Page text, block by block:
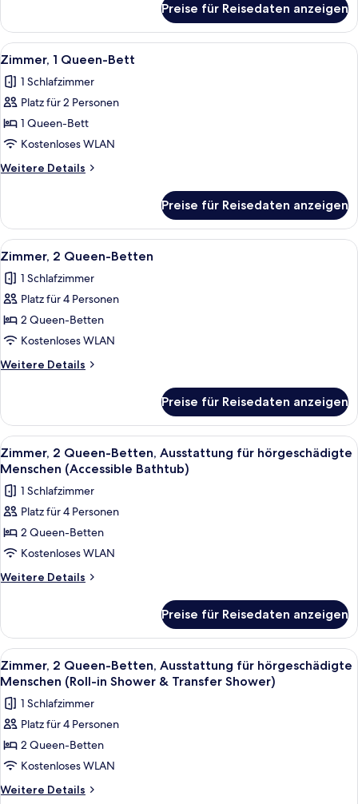
(Accessible
Bathtub)
anzeigen
1 King-
Bett,
Ausstattung
hörgeschädigte
Menschen
Bathtub)
Preise für Reisedaten anzeigen
Alle
Fotos
für
Zimmer,
1
Queen-
Bett
anzeigen
Ein Hotelzimmer mit einem Bett,
7
Zimmer, 1 Queen-Bett
1 Schlafzimmer
Platz für 2 Personen
1 Queen-Bett
Kostenloses WLAN
Weitere Details
Weitere
1
Queen-
Bett
Preise für Reisedaten anzeigen
Alle
Fotos
für
Zimmer,
2 Queen-
Betten
anzeigen
Ein Hotelzimmer mit zwei Betten,
7
Zimmer, 2 Queen-Betten
1 Schlafzimmer
Platz für 4 Personen
2 Queen-Betten
Kostenloses WLAN
Weitere Details
Weitere
2 Queen-
Betten
Preise für Reisedaten anzeigen
Alle
Fotos
für
Zimmer,
2 Queen-
Betten,
Ausstattung
für
(Accessible
Bathtub)
anzeigen
Ein Hotelzimmer mit zwei Betten,
7
Zimmer, 2 Queen-Betten, Ausstattung für hörgeschädigte
Menschen (Accessible Bathtub)
1 Schlafzimmer
Platz für 4 Personen
2 Queen-Betten
Kostenloses WLAN
Weitere Details
Weitere
2 Queen-
Betten,
Ausstattung
für
hörgeschädigte
Menschen
(Accessible
Preise für Reisedaten anzeigen
Alle
Fotos
für
Zimmer,
2 Queen-
Betten,
Ausstattung
für
Ein Hotelzimmer mit zwei Betten,
7
Zimmer, 2 Queen-Betten, Ausstattung für hörgeschädigte
Menschen (Roll-in Shower & Transfer Shower)
1 Schlafzimmer
Platz für 4 Personen
2 Queen-Betten
Kostenloses WLAN
Weitere Details
Weitere